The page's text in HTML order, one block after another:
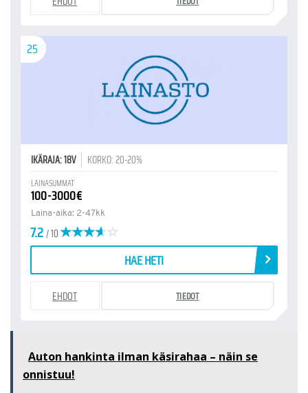
25
IKÄRAJA: 18V KORKO: 20-20%
LAINASUMMAT
100-3000€
Laina-aika: 2-47kk
7.2/ 10
HAE HETI
EHDOT TIEDOT
Auton hankinta ilman käsirahaa – näin se
onnistuu!